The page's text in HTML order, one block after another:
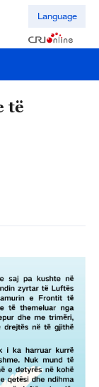
Language
të